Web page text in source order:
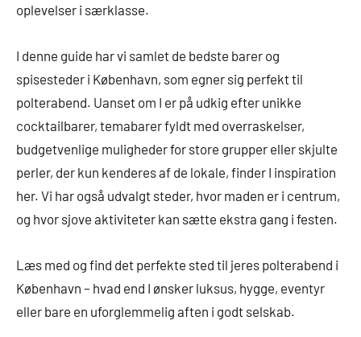
oplevelser i særklasse.
I denne guide har vi samlet de bedste barer og
spisesteder i København, som egner sig perfekt til
polterabend. Uanset om I er på udkig efter unikke
cocktailbarer, temabarer fyldt med overraskelser,
budgetvenlige muligheder for store grupper eller skjulte
perler, der kun kenderes af de lokale, finder I inspiration
her. Vi har også udvalgt steder, hvor maden er i centrum,
og hvor sjove aktiviteter kan sætte ekstra gang i festen.
Læs med og find det perfekte sted til jeres polterabend i
København – hvad end I ønsker luksus, hygge, eventyr
eller bare en uforglemmelig aften i godt selskab.